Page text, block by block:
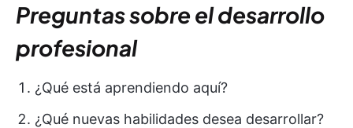
Preguntas sobre el desarrollo
profesional
¿Qué está aprendiendo aquí?
¿Qué nuevas habilidades desea desarrollar?